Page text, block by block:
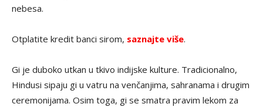
nebesa.
Otplatite kredit banci sirom, saznajte više.
Gi je duboko utkan u tkivo indijske kulture. Tradicionalno,
Hindusi sipaju gi u vatru na venčanjima, sahranama i drugim
ceremonijama. Osim toga, gi se smatra pravim lekom za